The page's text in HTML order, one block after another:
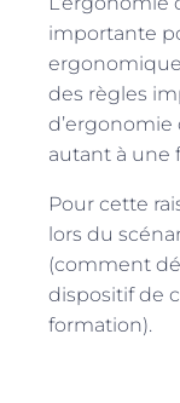
importante
des règles
autant à une
Pour cette
lors du
(comment
dispositif de
formation).